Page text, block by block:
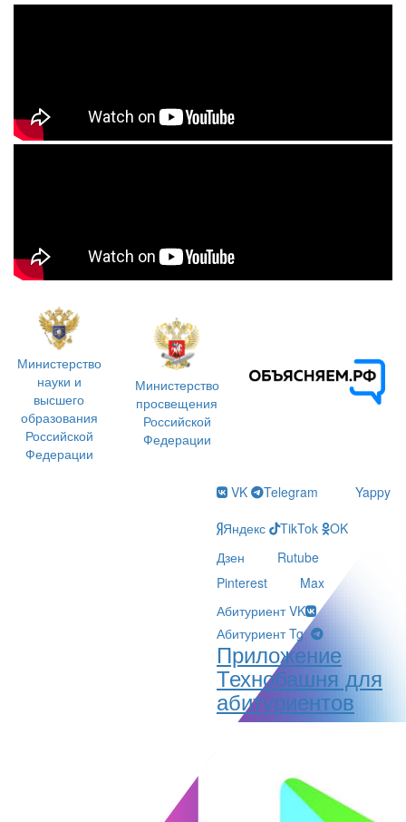
Министерство
науки и
высшего
образования
Российской
Федерации
Министерство
просвещения
Российской
Федерации
VK Telegram
Yappy
Яндекс
TikTok
OK
Дзен
Rutube
Pinterest
Max
Абитуриент VK
Абитуриент Tg
Приложение
Технобашня для
абитуриентов